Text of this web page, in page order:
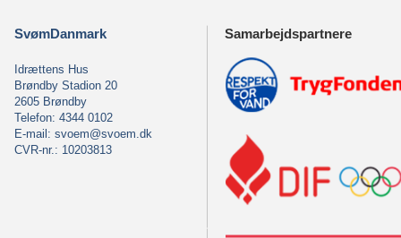
SvømDanmark
Idrættens Hus
Brøndby Stadion 20
2605 Brøndby
Telefon: 4344 0102
E-mail: svoem@svoem.dk
CVR-nr.: 10203813
Samarbejdspartnere